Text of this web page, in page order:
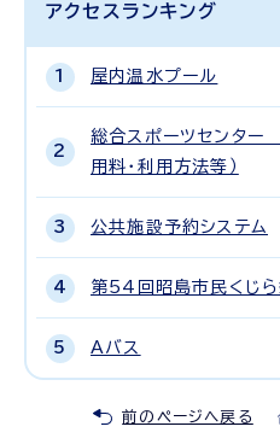
アクセスランキング
屋内温水プール
総合スポーツセンター
用料・利用方法等）
公共施設予約システム
第54回昭島市民くじ
Aバス
前のページへ戻る